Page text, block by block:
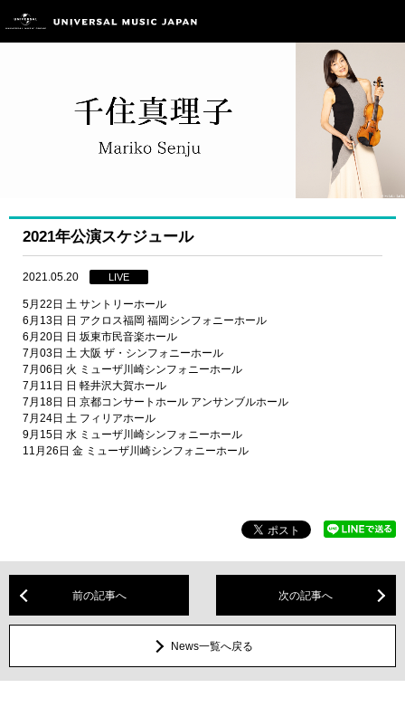
2021年公演スケジュール
2021.05.20 LIVE
5月22日 土 サントリーホール
6月13日 日 アクロス福岡 福岡シンフォニーホール
6月20日 日 坂東市民音楽ホール
7月03日 土 大阪 ザ・シンフォニーホール
7月06日 火 ミューザ川崎シンフォニーホール
7月11日 日 軽井沢大賀ホール
7月18日 日 京都コンサートホール アンサンブルホール
7月24日 土 フィリアホール
9月15日 水 ミューザ川崎シンフォニーホール
11月26日 金 ミューザ川崎シンフォニーホール
前の記事へ 次の記事へ
News一覧へ戻る